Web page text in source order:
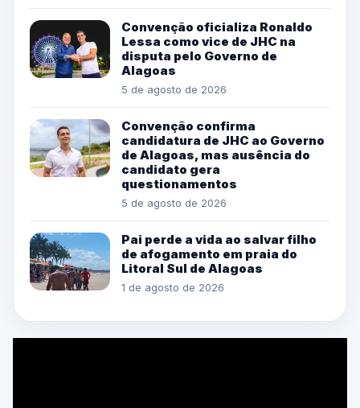
Convenção oficializa Ronaldo
Lessa como vice de JHC na
disputa pelo Governo de
Alagoas
5 de agosto de 2026
Convenção confirma
candidatura de JHC ao Governo
de Alagoas, mas ausência do
candidato gera
questionamentos
5 de agosto de 2026
Pai perde a vida ao salvar filho
de afogamento em praia do
Litoral Sul de Alagoas
1 de agosto de 2026